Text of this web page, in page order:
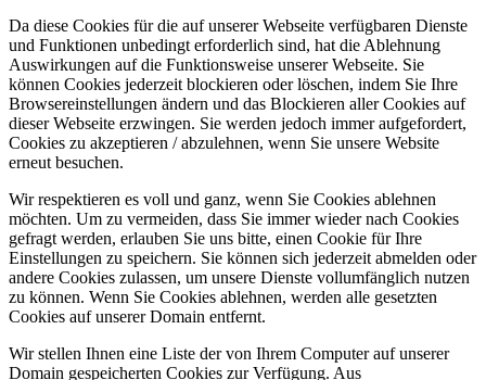
Da diese Cookies für die auf unserer Webseite verfügbaren Dienste
und Funktionen unbedingt erforderlich sind, hat die Ablehnung
Auswirkungen auf die Funktionsweise unserer Webseite. Sie
können Cookies jederzeit blockieren oder löschen, indem Sie Ihre
Browsereinstellungen ändern und das Blockieren aller Cookies auf
dieser Webseite erzwingen. Sie werden jedoch immer aufgefordert,
Cookies zu akzeptieren / abzulehnen, wenn Sie unsere Website
erneut besuchen.
Wir respektieren es voll und ganz, wenn Sie Cookies ablehnen
möchten. Um zu vermeiden, dass Sie immer wieder nach Cookies
gefragt werden, erlauben Sie uns bitte, einen Cookie für Ihre
Einstellungen zu speichern. Sie können sich jederzeit abmelden oder
andere Cookies zulassen, um unsere Dienste vollumfänglich nutzen
zu können. Wenn Sie Cookies ablehnen, werden alle gesetzten
Cookies auf unserer Domain entfernt.
Wir stellen Ihnen eine Liste der von Ihrem Computer auf unserer
Domain gespeicherten Cookies zur Verfügung. Aus